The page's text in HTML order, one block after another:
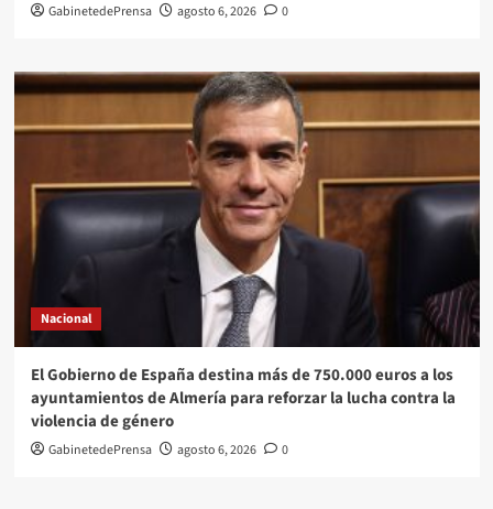
GabinetedePrensa agosto 6, 2026 0
Nacional
El Gobierno de España destina más de 750.000 euros a los
ayuntamientos de Almería para reforzar la lucha contra la
violencia de género
GabinetedePrensa agosto 6, 2026 0